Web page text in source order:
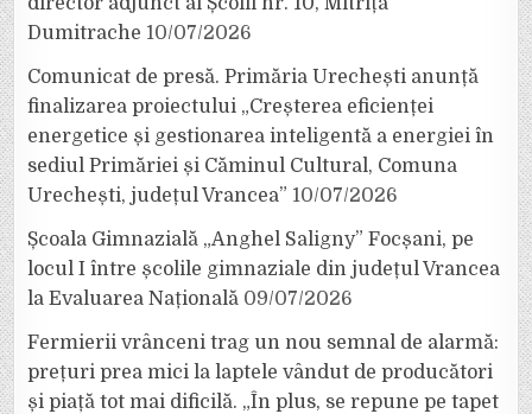
Dumitrache 10/07/2026
Comunicat de presă. Primăria Urechești anunță
finalizarea proiectului „Creșterea eficienței
energetice și gestionarea inteligentă a energiei în
sediul Primăriei și Căminul Cultural, Comuna
Urechești, județul Vrancea” 10/07/2026
Școala Gimnazială „Anghel Saligny” Focșani, pe
locul I între școlile gimnaziale din județul Vrancea
la Evaluarea Națională 09/07/2026
Fermierii vrânceni trag un nou semnal de alarmă:
prețuri prea mici la laptele vândut de producători
și piață tot mai dificilă. „În plus, se repune pe tapet